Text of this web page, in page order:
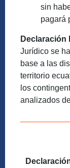
sin
pagará
Declaración
Jurídico se
base a las
territorio
los
analizados